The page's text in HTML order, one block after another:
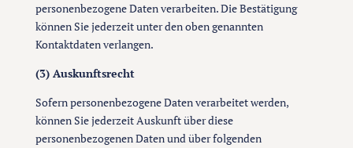
personenbezogene Daten verarbeiten. Die Bestätigung
können Sie jederzeit unter den oben genannten
Kontaktdaten verlangen.
(3) Auskunftsrecht
Sofern personenbezogene Daten verarbeitet werden,
können Sie jederzeit Auskunft über diese
personenbezogenen Daten und über folgenden